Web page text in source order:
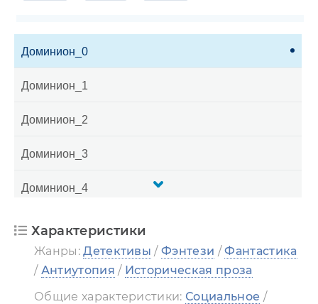
Доминион_0
Доминион_1
Доминион_2
Доминион_3
Доминион_4
Доминион_6
Доминион_7
Характеристики
Жанры:Детективы /Фэнтези /Фантастика
/ Антиутопия / Историческая проза
Общие характеристики: Социальное /